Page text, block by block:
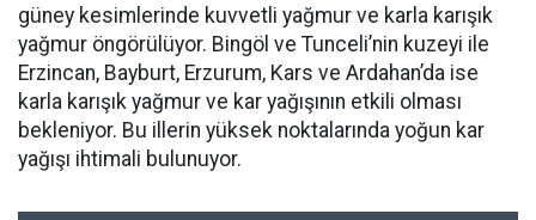
güney kesimlerinde kuvvetli yağmur ve karla karışık
yağmur öngörülüyor. Bingöl ve Tunceli’nin kuzeyi ile
Erzincan, Bayburt, Erzurum, Kars ve Ardahan’da ise
karla karışık yağmur ve kar yağışının etkili olması
bekleniyor. Bu illerin yüksek noktalarında yoğun kar
yağışı ihtimali bulunuyor.